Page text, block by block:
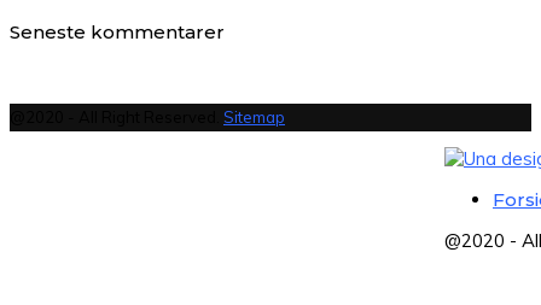
Seneste kommentarer
Sitemap
@2020 -